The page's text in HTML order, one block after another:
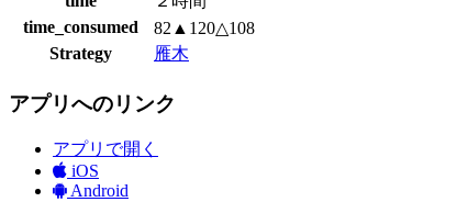
time_consumed
82▲120△108
Strategy
雁木
アプリへのリンク
アプリで開く
iOS
Android